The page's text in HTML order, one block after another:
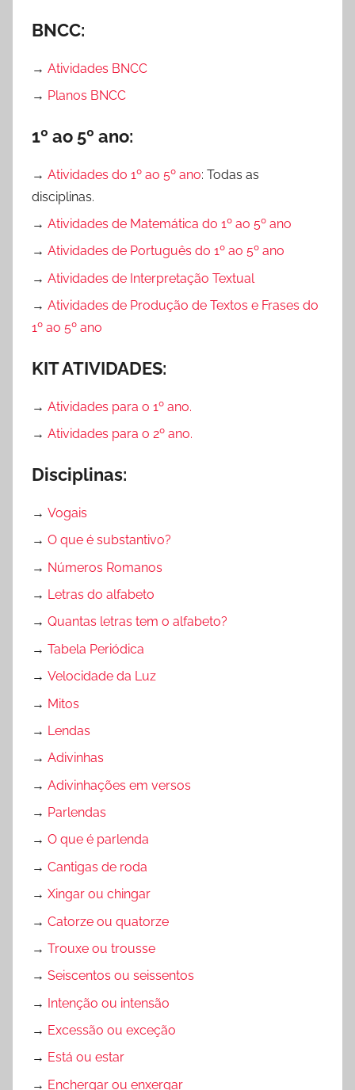
BNCC:
→ Atividades BNCC
→ Planos BNCC
1º ao 5º ano:
→ Atividades do 1º ao 5º ano: Todas as
disciplinas.
→ Atividades de Matemática do 1º ao 5º ano
→ Atividades de Português do 1º ao 5º ano
→ Atividades de Interpretação Textual
→ Atividades de Produção de Textos e Frases do
1º ao 5º ano
KIT ATIVIDADES:
→ Atividades para o 1º ano.
→ Atividades para o 2º ano.
Disciplinas:
→ Vogais
→ O que é substantivo?
→ Números Romanos
→ Letras do alfabeto
→ Quantas letras tem o alfabeto?
→ Tabela Periódica
→ Velocidade da Luz
→ Mitos
→ Lendas
→ Adivinhas
→ Adivinhações em versos
→ Parlendas
→ O que é parlenda
→ Cantigas de roda
→ Xingar ou chingar
→ Catorze ou quatorze
→ Trouxe ou trousse
→ Seiscentos ou seissentos
→ Intenção ou intensão
→ Excessão ou exceção
→ Está ou estar
→ Enchergar ou enxergar